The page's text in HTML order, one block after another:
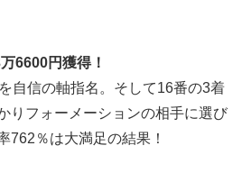
6600円獲得！
自信の軸指名。そして16番の3着
りフォーメーションの相手に選び
762％は大満足の結果！